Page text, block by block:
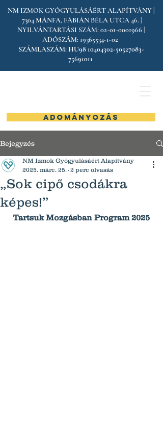
ADOMÁNYOZÁS
NM IZMOK GYÓGYULÁSÁÉRT ALAPÍTVÁNY |
7304 MÁNFA, FÁBIÁN BÉLA UTCA 46. |
NYILVÁNTARTÁSI SZÁM: 02-01-0001966
ADÓSZÁM: 19365534-1-02
SZÁMLASZÁM:HU98 10404302-50527083-
75691011
Bejegyzés
„Sok cipő csodákra
képes!”
NM Izmok Gyógyulásáért Alapítvány
2025. márc. 25.
2 perc olvasás
Tartsuk Mozgásban Program 2025